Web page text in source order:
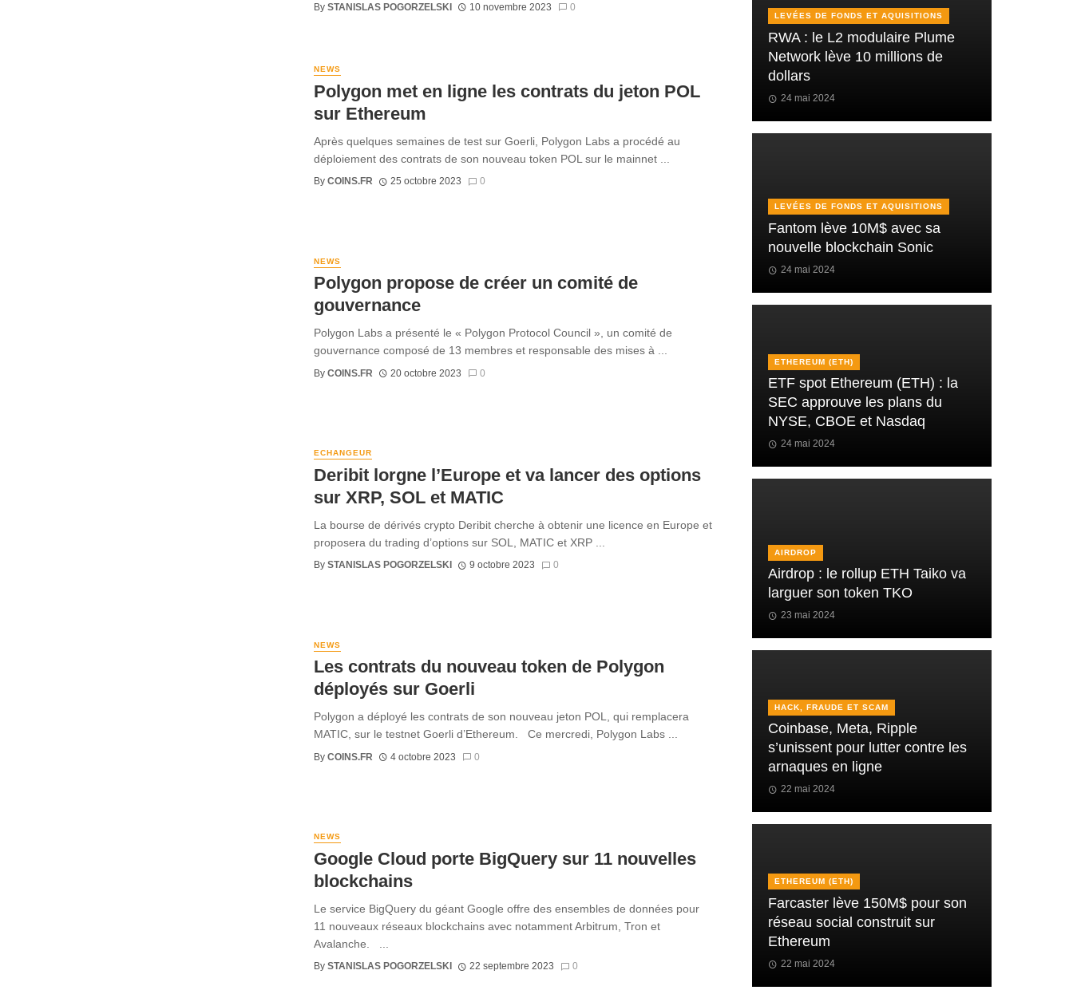
By STANISLAS POGORZELSKI 10 novembre 2023 0
NEWS
Polygon met en ligne les contrats du jeton POL
sur Ethereum
Après quelques semaines de test sur Goerli, Polygon Labs a procédé au
déploiement des contrats de son nouveau token POL sur le mainnet ...
By COINS.FR 25 octobre 2023 0
NEWS
Polygon propose de créer un comité de
gouvernance
Polygon Labs a présenté le « Polygon Protocol Council », un comité de
gouvernance composé de 13 membres et responsable des mises à ...
By COINS.FR 20 octobre 2023 0
ECHANGEUR
Deribit lorgne l’Europe et va lancer des options
sur XRP, SOL et MATIC
La bourse de dérivés crypto Deribit cherche à obtenir une licence en Europe et
proposera du trading d’options sur SOL, MATIC et XRP ...
By STANISLAS POGORZELSKI 9 octobre 2023 0
NEWS
Les contrats du nouveau token de Polygon
déployés sur Goerli
Polygon a déployé les contrats de son nouveau jeton POL, qui remplacera
MATIC, sur le testnet Goerli d’Ethereum. Ce mercredi, Polygon Labs ...
By COINS.FR 4 octobre 2023 0
NEWS
Google Cloud porte BigQuery sur 11 nouvelles
blockchains
Le service BigQuery du géant Google offre des ensembles de données pour
11 nouveaux réseaux blockchains avec notamment Arbitrum, Tron et
Avalanche. ...
By STANISLAS POGORZELSKI 22 septembre 2023 0
LEVÉES DE FONDS ET AQUISITIONS
RWA : le L2 modulaire Plume
Network lève 10 millions de
dollars
24 mai 2024
LEVÉES DE FONDS ET AQUISITIONS
Fantom lève 10M$ avec sa
nouvelle blockchain Sonic
24 mai 2024
ETHEREUM (ETH)
ETF spot Ethereum (ETH) : la
SEC approuve les plans du
NYSE, CBOE et Nasdaq
24 mai 2024
AIRDROP
Airdrop : le rollup ETH Taiko va
larguer son token TKO
23 mai 2024
HACK, FRAUDE ET SCAM
Coinbase, Meta, Ripple
s’unissent pour lutter contre les
arnaques en ligne
22 mai 2024
ETHEREUM (ETH)
Farcaster lève 150M$ pour son
réseau social construit sur
Ethereum
22 mai 2024